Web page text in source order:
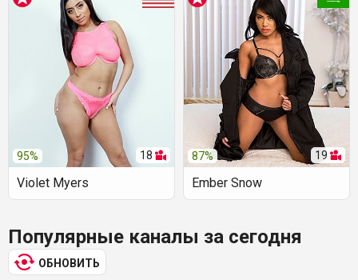
18
95%
Violet Myers
19
87%
Ember Snow
Популярные каналы за сегодня
ОБНОВИТЬ